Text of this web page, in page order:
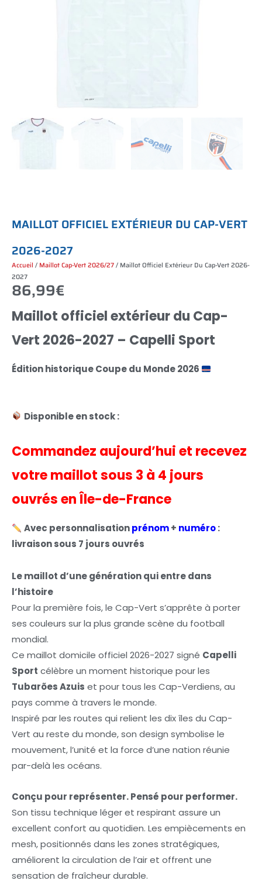
MAILLOT OFFICIEL EXTÉRIEUR DU CAP-VERT
2026-2027
Accueil / Maillot Cap-Vert 2026/27/ Maillot Officiel Extérieur Du Cap-Vert 2026-
2027
86,99€
Maillot officiel extérieur du Cap-
Vert 2026-2027 – Capelli Sport
Édition historique Coupe du Monde 2026
Disponible en stock :
Commandez aujourd’hui et recevez
votre maillot sous 3 à 4 jours
ouvrés en Île-de-France
Avec personnalisationprénom+ numéro:
livraison sous 7 jours ouvrés
Le maillot d’une génération qui entre dans
l’histoire
Pour la première fois, le Cap-Vert s’apprête à porter
ses couleurs sur la plus grande scène du football
mondial.
Ce maillot domicile officiel 2026-2027 signé Capelli
Sport célèbre un moment historique pour les
Tubarões Azuis et pour tous les Cap-Verdiens, au
pays comme à travers le monde.
Inspiré par les routes qui relient les dix îles du Cap-
Vert au reste du monde, son design symbolise le
mouvement, l’unité et la force d’une nation réunie
par-delà les océans.
Conçu pour représenter. Pensé pour performer.
Son tissu technique léger et respirant assure un
excellent confort au quotidien. Les empiècements en
mesh, positionnés dans les zones stratégiques,
améliorent la circulation de l’air et offrent une
sensation de fraîcheur durable.